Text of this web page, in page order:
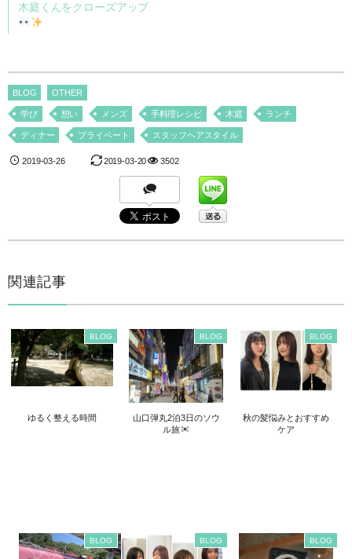
木庭くんをクローズアップ
BLOG OTHER
学び 想い メンズ 手料理レシピ 木庭 ランチ
ディナー プライベート スタッフヘアスタイル
2019-03-26 2019-03-20 3502
関連記事
BLOG
ゆるく整える時間
BLOG
山口弾丸2泊3日のソウ
ル旅
BLOG
秋の髪悩みとおすすめ
ケア
BLOG BLOG BLOG